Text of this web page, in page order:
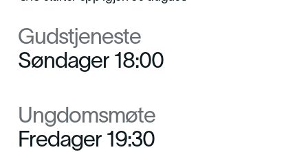
Gudstjeneste
Søndager 18:00
Ungdomsmøte
Fredager 19:30